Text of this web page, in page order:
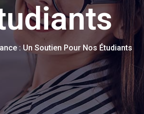
: Un Soutien Pour Nos Étudiants